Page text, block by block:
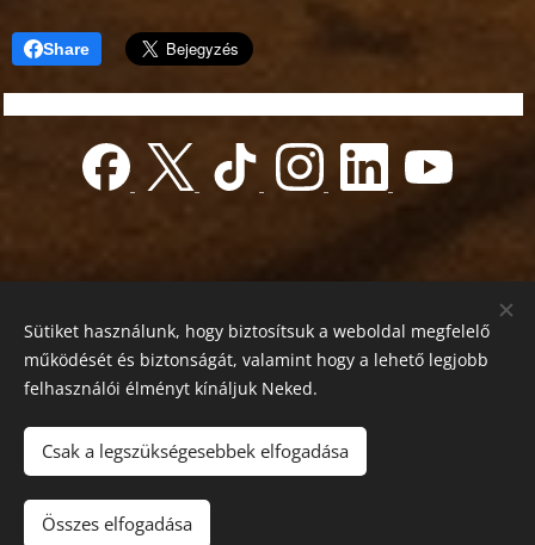
Share
Országos azonosító:
0100/60270/2025/2300092318647
Adószám: 19419028-1-43
Sütiket használunk, hogy biztosítsuk a weboldal megfelelő
működését és biztonságát, valamint hogy a lehető legjobb
felhasználói élményt kínáljuk Neked.
Csak a legszükségesebbek elfogadása
Összes elfogadása